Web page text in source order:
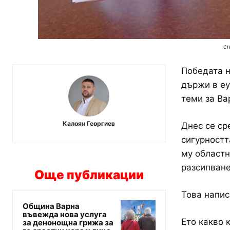
Калоян Георгиев
Още публикации
Община Варна
въвежда нова услуга
за денонощна грижа за
Победата
държи в
теми за
Днес се
му
Това
Ето какво